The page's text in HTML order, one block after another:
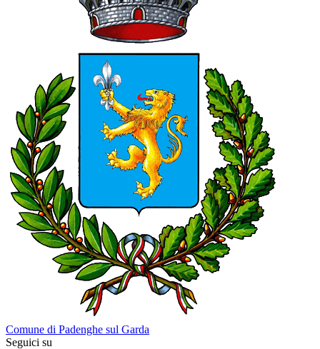
Comune di Padenghe sul Garda
Seguici su